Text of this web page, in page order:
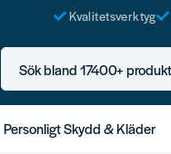
Kvalitetsverktyg
Sök bland 17400+ produkter..
Personligt Skydd & Kläder